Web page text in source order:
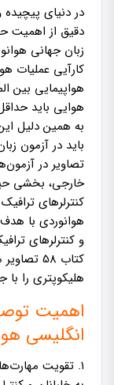
در دنیای پیچیده
دقیق از اهمیت
زبان جهانی
کارآیی عملیات
هواپیمایی بین
هوایی باید
به همین دلیل
باید در آزمون
تصاویر در
خارجی، بخشی
کنترلرهای
هوانوردی با
و کنترلرهای
کتاب 58
هلیکوپتری را
اهمیت
انگلیسی
۱. تقویت